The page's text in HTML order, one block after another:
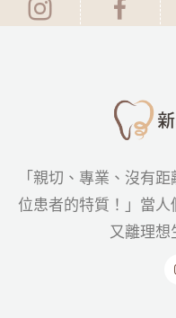
「親切、專業、沒有
位患者的特質！」當
又離理想